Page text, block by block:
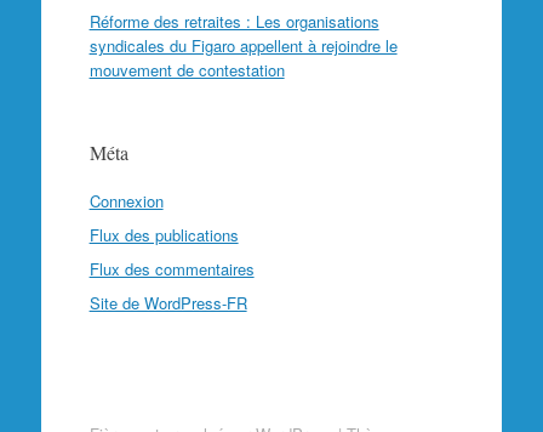
Réforme des retraites : Les organisations
syndicales du Figaro appellent à rejoindre le
mouvement de contestation
Méta
Connexion
Flux des publications
Flux des commentaires
Site de WordPress-FR